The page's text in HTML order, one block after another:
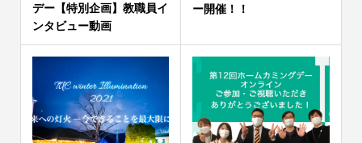
デー【特別企画】教職員イ
ンタビュー動画
ー開催！！